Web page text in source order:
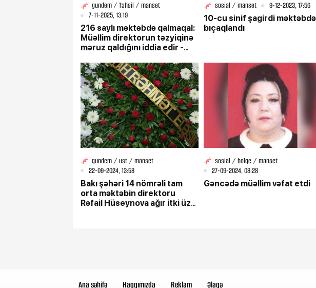
gundem / Təhsil / manset
7-11-2025, 13:19
216 saylı məktəbdə qalmaqal:
Müəllim direktorun təzyiqinə
məruz qaldığını iddia edir -
sosial / manset
9-12-2023, 17:56
10-cu sinif şagirdi məktəbdə
bıçaqlandı
gundem / ust / manset
22-09-2024, 13:58
Bakı şəhəri 14 nömrəli tam
orta məktəbin direktoru
Rəfail Hüseynova ağır itki üz
sosial / bolge / manset
27-09-2024, 08:28
Gəncədə müəllim vəfat etdi
Ana səhifə Haqqımızda Reklam Əlaqə